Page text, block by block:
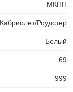
МКПП
Кабриолет/Роудстер
Белый
69
999